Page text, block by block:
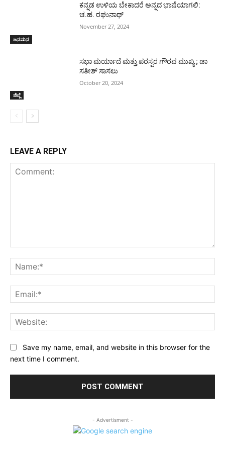
ಜನಮನ
ಕನ್ನಡ ಉಳಿಯ ಬೇಕಾದರೆ ಅನ್ನದ ಭಾಷೆಯಾಗಲಿ:
ಚ.ಹ. ರಘುನಾಥ್
November 27, 2024
ಜಿಲ್ಲೆ
ಸಭಾ ಮರ್ಯಾದೆ ಮತ್ತು ಪರಸ್ಪರ ಗೌರವ ಮುಖ್ಯ ; ಡಾ
ಸತೀಶ್ ಸಾಸಲು
October 20, 2024
LEAVE A REPLY
Save my name, email, and website in this browser for the
next time I comment.
- Advertisment -